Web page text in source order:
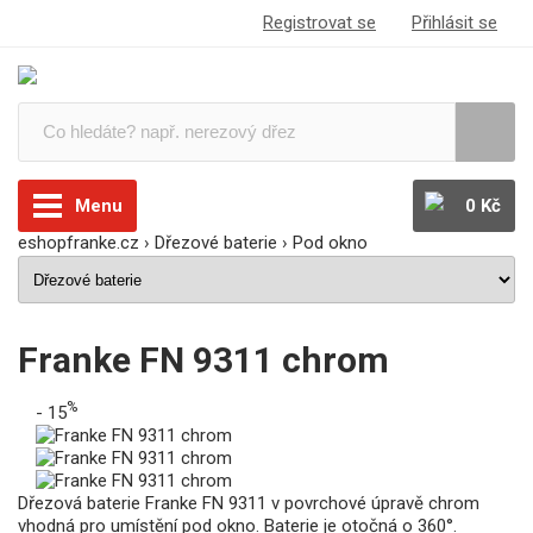
Registrovat se Přihlásit se
Menu
0 Kč
eshopfranke.cz › Dřezové baterie › Pod okno
Franke FN 9311 chrom
- 15%
Dřezová baterie Franke FN 9311 v povrchové úpravě chrom
vhodná pro umístění pod okno. Baterie je otočná o 360°.